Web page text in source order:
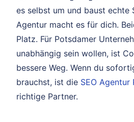
es selbst um und baust echte
Agentur macht es für dich.
Platz. Für Potsdamer
unabhängig sein wollen, ist
bessere Weg. Wenn du
brauchst, ist die SEO Agentur
richtige Partner.